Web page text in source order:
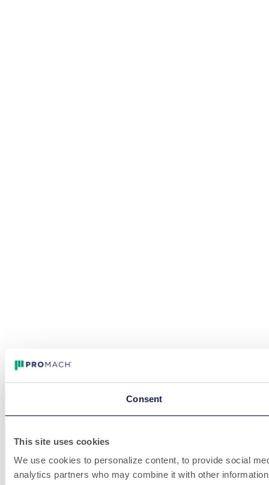
Consent
This site uses cookies
We use cookies to personalize content, to provide social
analytics partners who may combine it with other